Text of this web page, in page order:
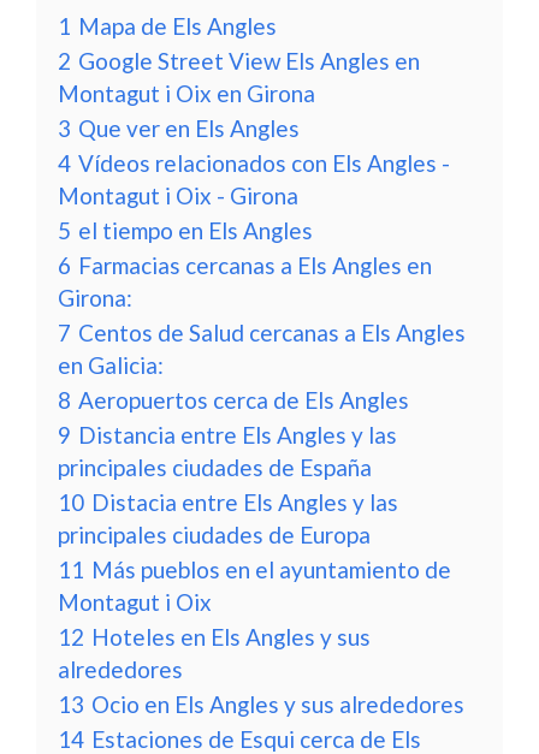
1 Mapa de Els Angles
2 Google Street View Els Angles en
Montagut i Oix en Girona
3 Que ver en Els Angles
4 Vídeos relacionados con Els Angles -
Montagut i Oix - Girona
5 el tiempo en Els Angles
6 Farmacias cercanas a Els Angles en
Girona:
7 Centos de Salud cercanas a Els Angles
en Galicia:
8 Aeropuertos cerca de Els Angles
9 Distancia entre Els Angles y las
principales ciudades de España
10 Distacia entre Els Angles y las
principales ciudades de Europa
11 Más pueblos en el ayuntamiento de
Montagut i Oix
12 Hoteles en Els Angles y sus
alrededores
13 Ocio en Els Angles y sus alrededores
14 Estaciones de Esqui cerca de Els